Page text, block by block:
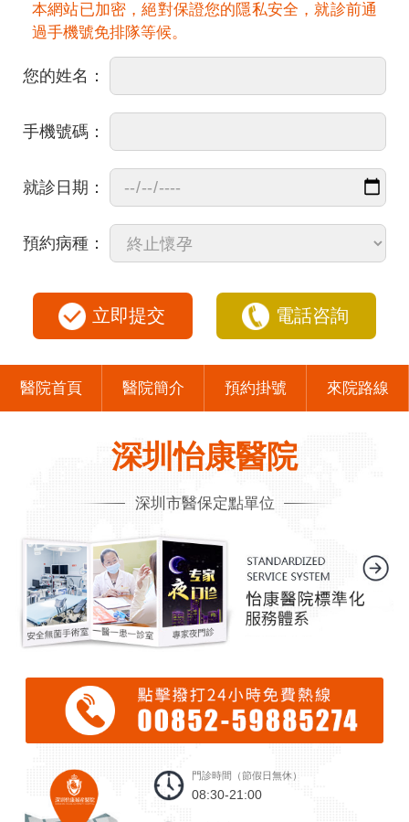
本網站已加密，絕對保證您的隱私安全，就診前通
過手機號免排隊等候。
您的姓名：
手機號碼：
就診日期：
預約病種：
立即提交 電話咨詢
醫院首頁 醫院簡介 預約掛號 來院路線
深圳怡康醫院
深圳市醫保定點單位
門診時間（節假日無休）
08:30-21:00